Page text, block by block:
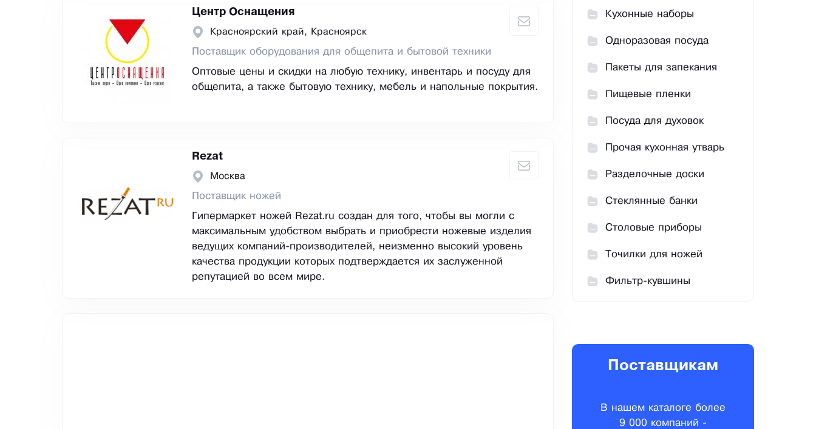
Центр Оснащения
Красноярский край, Красноярск
Поставщик оборудования для общепита и бытовой техники
Оптовые цены и скидки на любую технику, инвентарь и посуду для
общепита, а также бытовую технику, мебель и напольные покрытия.
Rezat
Москва
Поставщик ножей
Гипермаркет ножей Rezat.ru создан для того, чтобы вы могли с
максимальным удобством выбрать и приобрести ножевые изделия
ведущих компаний-производителей, неизменно высокий уровень
качества продукции которых подтверждается их заслуженной
репутацией во всем мире.
Кухонные наборы
Одноразовая посуда
Пакеты для запекания
Пищевые пленки
Посуда для духовок
Прочая кухонная утварь
Разделочные доски
Стеклянные банки
Столовые приборы
Точилки для ножей
Фильтр-кувшины
Поставщикам
В нашем каталоге более
9 000 компаний -